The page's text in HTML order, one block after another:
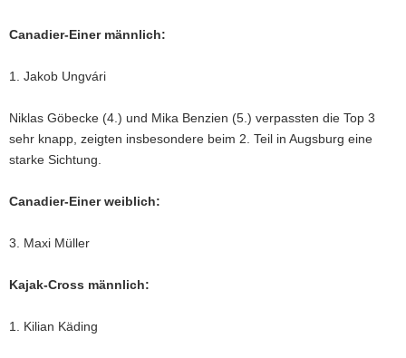
Canadier-Einer männlich:
1. Jakob Ungvári
Niklas Göbecke (4.) und Mika Benzien (5.) verpassten die Top 3
sehr knapp, zeigten insbesondere beim 2. Teil in Augsburg eine
starke Sichtung.
Canadier-Einer weiblich:
3. Maxi Müller
Kajak-Cross männlich:
1. Kilian Käding